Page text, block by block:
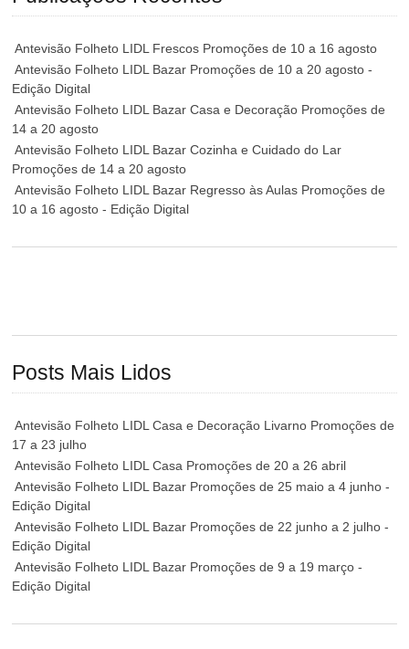
Antevisão Folheto LIDL Frescos Promoções de 10 a 16 agosto
Antevisão Folheto LIDL Bazar Promoções de 10 a 20 agosto -
Edição Digital
Antevisão Folheto LIDL Bazar Casa e Decoração Promoções de
14 a 20 agosto
Antevisão Folheto LIDL Bazar Cozinha e Cuidado do Lar
Promoções de 14 a 20 agosto
Antevisão Folheto LIDL Bazar Regresso às Aulas Promoções de
10 a 16 agosto - Edição Digital
Posts Mais Lidos
Antevisão Folheto LIDL Casa e Decoração Livarno Promoções de
17 a 23 julho
Antevisão Folheto LIDL Casa Promoções de 20 a 26 abril
Antevisão Folheto LIDL Bazar Promoções de 25 maio a 4 junho -
Edição Digital
Antevisão Folheto LIDL Bazar Promoções de 22 junho a 2 julho -
Edição Digital
Antevisão Folheto LIDL Bazar Promoções de 9 a 19 março -
Edição Digital